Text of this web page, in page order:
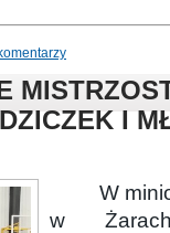
I
W
w